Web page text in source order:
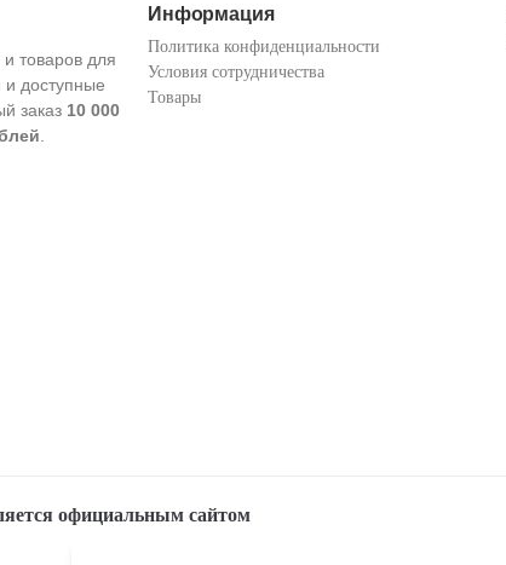
товаров для
и доступные
заказ 10 000
Информация
Политика конфиденциальности
Условия сотрудничества
Товары
официальным сайтом